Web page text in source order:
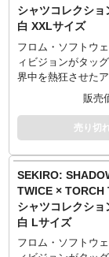
TORCH TORCH
https://
／20cm）
Lサイズ （73cm／
／22cm）
XLサイズ （77cm／
54cm／24cm）
60cm／26cm）
■マテリアル
ディ
※杢灰のみ 綿90%
ル10% 5.6oz ヘビ
ディ
TORCH TORCH
SITE： https://
版ものシルクスク
してしまった謎の
生地はしっかりと
オンスを採用。着
何度洗っても型崩れ
これも、葦名のた
丈）
Sサイズ （65cm／
／19cm）
Mサイズ （69cm／
／20cm）
Lサイズ （73cm／
シャツコレクショ
白 XXLサイズ
フロム・ソフトウ
ィビジョンがタッ
界中を熱狂させたア
アドベンチャーゲ
『SEKIRO:
TWICE』。「
とのコラボレーシ
プレイヤーに苦戦を
「破戒僧」。高笑
刀をふるう彼女の
ム・ソフトウェア作
数々のファンアー
販売
売り切
SEKIRO:
TWICE × TORCH
シャツコレクショ
白 Lサイズ
フロム・ソフトウ